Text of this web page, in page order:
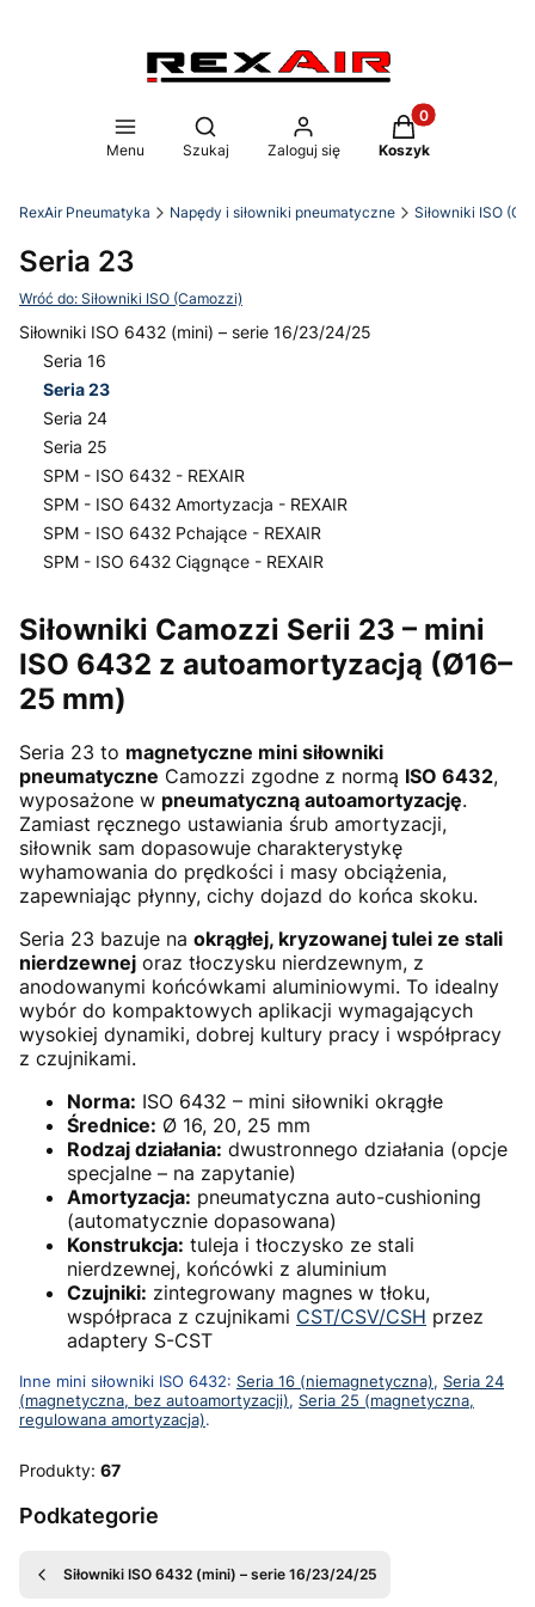
Menu
Otwórz wyszukiwarkę
Szukaj Zaloguj się
Produkty w
Koszyk
RexAir Pneumatyka Napędy i siłowniki pneumatyczne Siłowniki ISO
Seria 23
Wróć do: Siłowniki ISO (Camozzi)
Siłowniki ISO 6432 (mini) – serie 16/23/24/25
Seria 16
Seria 23
Seria 24
Seria 25
SPM - ISO 6432 - REXAIR
SPM - ISO 6432 Amortyzacja - REXAIR
SPM - ISO 6432 Pchające - REXAIR
SPM - ISO 6432 Ciągnące - REXAIR
Siłowniki Camozzi Serii 23 – mini
ISO 6432 z autoamortyzacją (Ø16–
25 mm)
Seria 23 to magnetyczne mini siłowniki
pneumatyczne Camozzi zgodne z normą ISO 6432,
wyposażone w pneumatyczną autoamortyzację.
Zamiast ręcznego ustawiania śrub amortyzacji,
siłownik sam dopasowuje charakterystykę
wyhamowania do prędkości i masy obciążenia,
zapewniając płynny, cichy dojazd do końca skoku.
Seria 23 bazuje na okrągłej, kryzowanej tulei ze stali
nierdzewnej oraz tłoczysku nierdzewnym, z
anodowanymi końcówkami aluminiowymi. To idealny
wybór do kompaktowych aplikacji wymagających
wysokiej dynamiki, dobrej kultury pracy i współpracy
z czujnikami.
Norma: ISO 6432 – mini siłowniki okrągłe
Średnice: Ø 16, 20, 25 mm
Rodzaj działania: dwustronnego działania (opcje
specjalne – na zapytanie)
Amortyzacja: pneumatyczna auto-cushioning
(automatycznie dopasowana)
Konstrukcja: tuleja i tłoczysko ze stali
nierdzewnej, końcówki z aluminium
Czujniki: zintegrowany magnes w tłoku,
współpraca z czujnikami CST/CSV/CSH przez
adaptery S-CST
Inne mini siłowniki ISO 6432: Seria 16 (niemagnetyczna), Seria 24
(magnetyczna, bez autoamortyzacji), Seria 25 (magnetyczna,
regulowana amortyzacja).
Produkty: 67
Podkategorie
Siłowniki ISO 6432 (mini) – serie 16/23/24/25